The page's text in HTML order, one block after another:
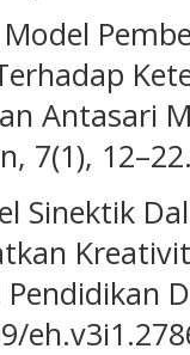
Antasari
7(1),
Sinektik